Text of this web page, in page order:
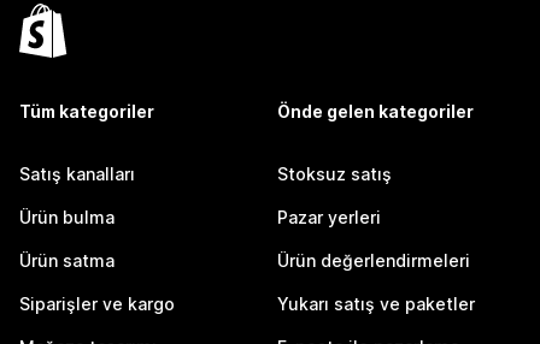
Tüm kategoriler
Satış kanalları
Ürün bulma
Ürün satma
Siparişler ve kargo
Önde gelen kategoriler
Stoksuz satış
Pazar yerleri
Ürün değerlendirmeleri
Yukarı satış ve paketler